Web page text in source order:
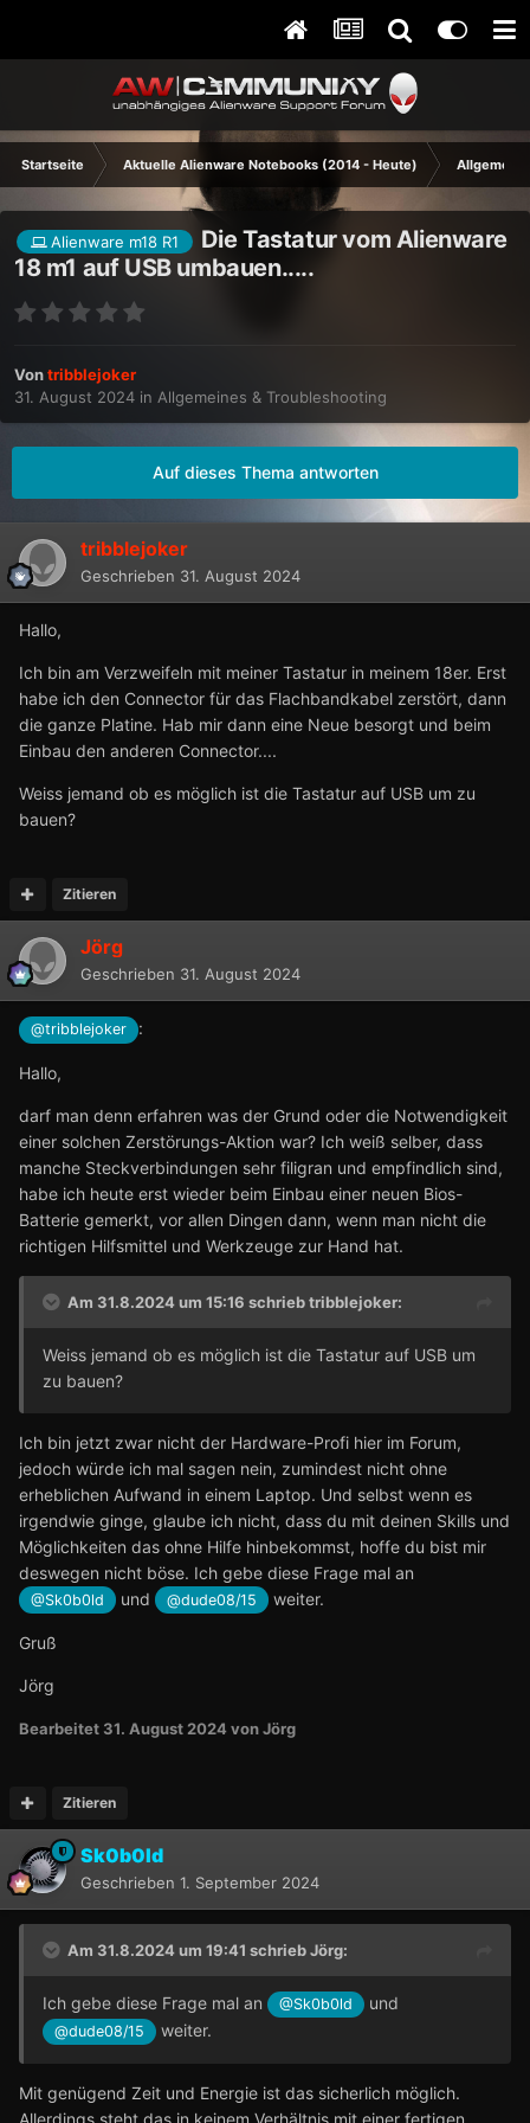
Startseite Aktuelle Alienware Notebooks (2014 - Heute)
Alienware m18 R1
Die Tastatur vom Alienware
18 m1 auf USB umbauen.....
Vontribblejoker
31. August 2024 in Allgemeines & Troubleshooting
Auf dieses Thema antworten
tribblejoker
Geschrieben 31. August 2024
Hallo,
Ich bin am Verzweifeln mit meiner Tastatur in meinem 18er. Erst
habe ich den Connector für das Flachbandkabel zerstört, dann
die ganze Platine. Hab mir dann eine Neue besorgt und beim
Einbau den anderen Connector....
Weiss jemand ob es möglich ist die Tastatur auf USB um zu
bauen?
Zitieren
Jörg
Geschrieben 31. August 2024
@tribblejoker :
Hallo,
darf man denn erfahren was der Grund oder die Notwendigkeit
einer solchen Zerstörungs-Aktion war? Ich weiß selber, dass
manche Steckverbindungen sehr filigran und empfindlich sind,
habe ich heute erst wieder beim Einbau einer neuen Bios-
Batterie gemerkt, vor allen Dingen dann, wenn man nicht die
richtigen Hilfsmittel und Werkzeuge zur Hand hat.
Am 31.8.2024 um 15:16 schriebtribblejoker:
Weiss jemand ob es möglich ist die Tastatur auf USB um
zu bauen?
Ich bin jetzt zwar nicht der Hardware-Profi hier im Forum,
jedoch würde ich mal sagen nein, zumindest nicht ohne
erheblichen Aufwand in einem Laptop. Und selbst wenn es
irgendwie ginge, glaube ich nicht, dass du mit deinen Skills und
Möglichkeiten das ohne Hilfe hinbekommst, hoffe du bist mir
deswegen nicht böse. Ich gebe diese Frage mal an
@Sk0b0ld und @dude08/15 weiter.
Gruß
Jörg
Bearbeitet 31. August 2024von Jörg
Zitieren
Sk0b0ld
Geschrieben 1. September 2024
Am 31.8.2024 um 19:41 schriebJörg:
Ich gebe diese Frage mal an @Sk0b0ld und
@dude08/15 weiter.
Mit genügend Zeit und Energie ist das sicherlich möglich.